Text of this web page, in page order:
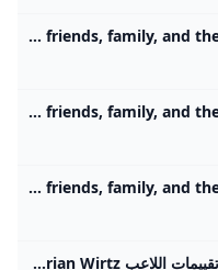
- YouTube Enjoy the videos and music you love, upload original content, and share it all with friends, family, and the world on YouTube.
- YouTube Enjoy the videos and music you love, upload original content, and share it all with friends, family, and the world on YouTube.
- YouTube Enjoy the videos and music you love, upload original content, and share it all with friends, family, and the world on YouTube.
Florian Wirtz EA SPORTS FC™ 25 تقييمات اللاعب Check out EA SPORTS FC™ 25 player ratings for Florian Wirtz تمريرات بينية الأكثر دقة، وأقصى انحناء للكرات الملتفة، وتمريرات دقيقة بأعلى سرعة ركض أسرع متحكَم به، التفافات واسعة دقيقة أثناء المراوغة تمريرات\تسديدات فاخرة أكثر دقة، حركات موهبة وفقاً للموقف تسديدات بارعة أسرع مع دقة وانحناء أكثر تسديدات ساقطة أسرع وأكثر دقة نسبة خطأ أقل عند ترويض الكرة، تحول أسرع إلى المراوغة يحفز الركلات “بخارج القدم” وفقاً للموقف، ويقلل الأخطاء